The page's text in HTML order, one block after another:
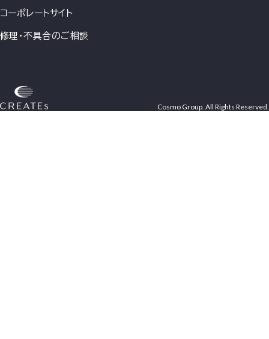
コーポレートサイト
修理・不具合のご相談
Cosmo Group. All Rights Reserved.